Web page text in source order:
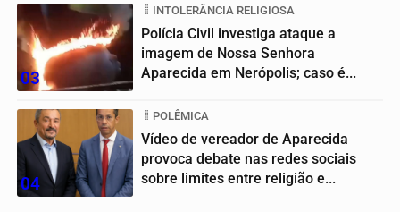
03
INTOLERÂNCIA RELIGIOSA
Polícia Civil investiga ataque a
imagem de Nossa Senhora
Aparecida em Nerópolis; caso é...
04
POLÊMICA
Vídeo de vereador de Aparecida
provoca debate nas redes sociais
sobre limites entre religião e...